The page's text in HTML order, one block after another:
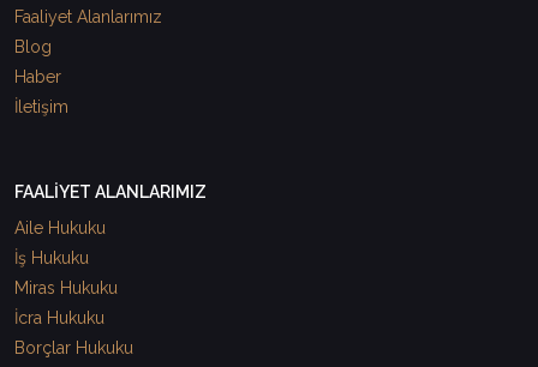
Faaliyet Alanlarımız
Blog
Haber
İletişim
FAALİYET ALANLARIMIZ
Aile Hukuku
İş Hukuku
Miras Hukuku
İcra Hukuku
Borçlar Hukuku